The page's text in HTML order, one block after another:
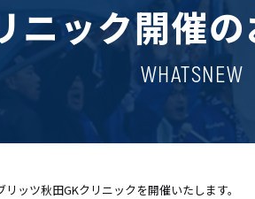
ック開催
WHATSNEW
ッツ秋田GKクリニックを開催いたします。